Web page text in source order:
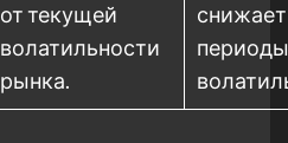
от текущей
волатильности
рынка.